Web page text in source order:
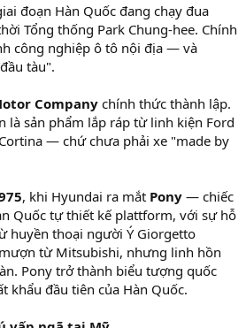
đoạn Hàn Quốc đang chạy đua
Tổng thống Park Chung-hee. Chính
công nghiệp ô tô nội địa — và
tàu".
Company chính thức thành lập.
là sản phẩm lắp ráp từ linh kiện Ford
— chứ chưa phải xe "made by
, khi Hyundai ra mắt Pony — chiếc
Quốc tự thiết kế plattform, với sự hỗ
huyền thoại người Ý Giorgetto
từ Mitsubishi, nhưng linh hồn
Pony trở thành biểu tượng quốc
khẩu đầu tiên của Hàn Quốc.